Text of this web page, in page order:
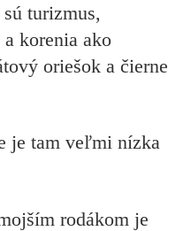
turizmus,
korenia ako
oriešok a čierne
je tam veľmi nízka
rodákom je